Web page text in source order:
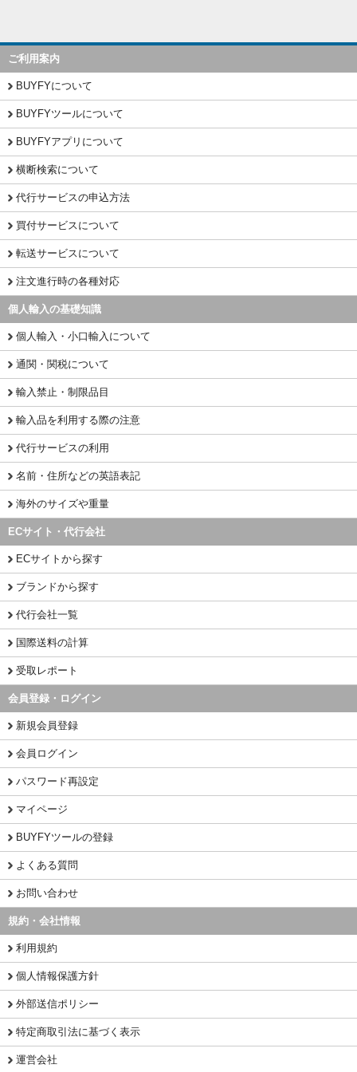
ご利用案内
BUYFYについて
BUYFYツールについて
BUYFYアプリについて
横断検索について
代行サービスの申込方法
買付サービスについて
転送サービスについて
注文進行時の各種対応
個人輸入の基礎知識
個人輸入・小口輸入について
通関・関税について
輸入禁止・制限品目
輸入品を利用する際の注意
代行サービスの利用
名前・住所などの英語表記
海外のサイズや重量
ECサイト・代行会社
ECサイトから探す
ブランドから探す
代行会社一覧
国際送料の計算
受取レポート
会員登録・ログイン
新規会員登録
会員ログイン
パスワード再設定
マイページ
BUYFYツールの登録
よくある質問
お問い合わせ
規約・会社情報
利用規約
個人情報保護方針
外部送信ポリシー
特定商取引法に基づく表示
運営会社